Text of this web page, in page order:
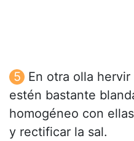
En otra olla
estén bastante
homogéneo con
y rectificar la sal.